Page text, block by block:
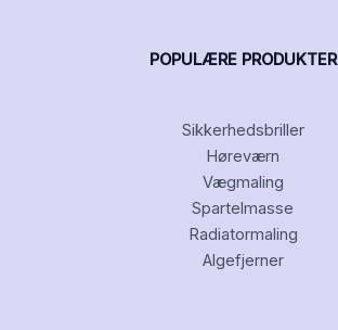
POPULÆRE PRODUKTER
Sikkerhedsbriller
Høreværn
Vægmaling
Spartelmasse
Radiatormaling
Algefjerner